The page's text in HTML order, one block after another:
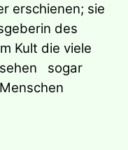
erschienen; sie
des
Kult die viele
sogar